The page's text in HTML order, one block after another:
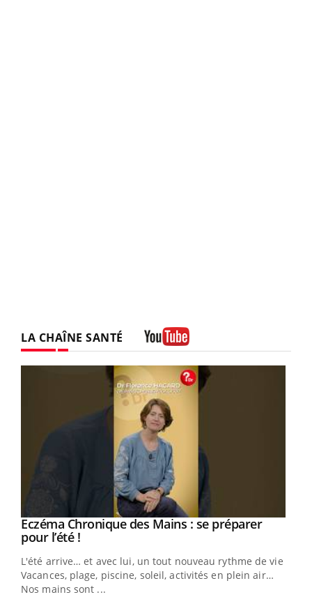
LA CHAÎNE SANTÉ
Youtube
Eczéma Chronique des Mains : se préparer
pour l’été !Youtube
L'été arrive… et avec lui, un tout nouveau rythme de vie !
Vacances, plage, piscine, soleil, activités en plein air…
Nos mains sont ...